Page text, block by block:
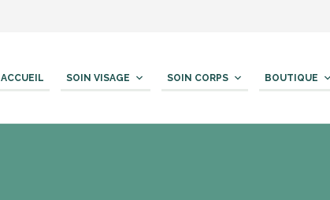
ACCUEIL SOIN VISAGE SOIN CORPS BOUTIQUE